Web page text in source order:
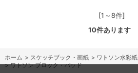
[1～8件]
10件あります
ホーム > スケッチブック・画紙 > ワトソン水彩紙
>ワトソン ブロック・パッド